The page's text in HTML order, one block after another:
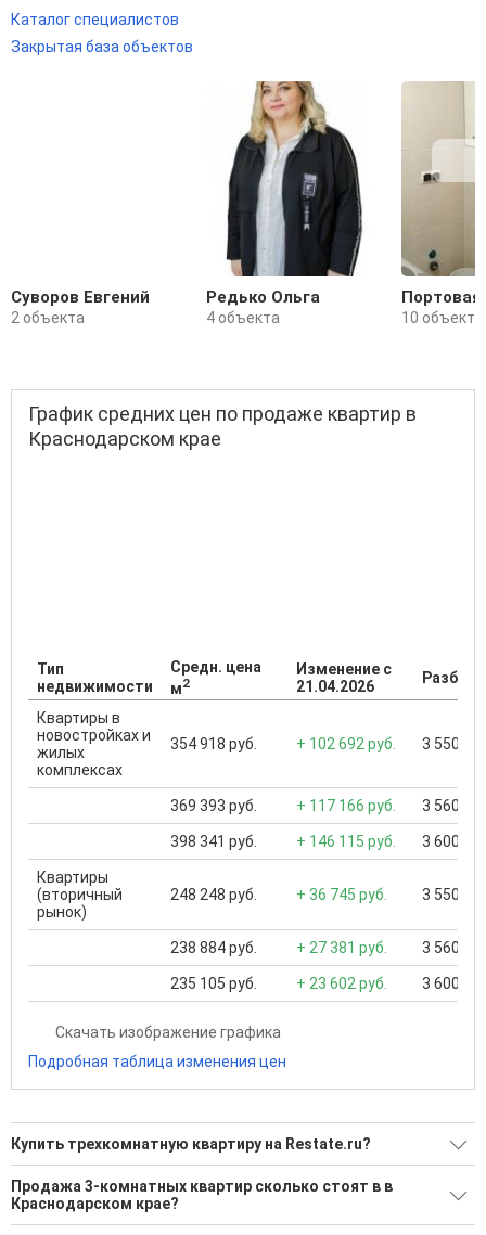
Каталог специалистов
Закрытая база объектов
Суворов Евгений
2 объекта
Редько Ольга
4 объекта 10
График средних цен по продаже квартир в
Краснодарском крае
Тип
недвижимости
Средн. цена
м2
Изменение с
21.04.2026
Квартиры в
новостройках и
жилых
комплексах
354 918 руб. + 102 692 руб. 3 550
369 393 руб. + 117 166 руб. 3 560
398 341 руб. + 146 115 руб. 3 600
Квартиры
(вторичный
рынок)
248 248 руб. + 36 745 руб. 3 550
238 884 руб. + 27 381 руб. 3 560
235 105 руб. + 23 602 руб. 3 600
Скачать изображение графика
Подробная таблица изменения цен
Купить трехкомнатную квартиру на Restate.ru?
Ищите, как Купить трехкомнатную квартиру?
1818 актуальных и проверенных объявлений
Продажа 3-комнатных квартир сколько стоят в в
Краснодарском крае?